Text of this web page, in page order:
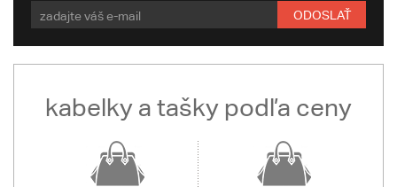
ODOSLAŤ
kabelky a tašky podľa ceny